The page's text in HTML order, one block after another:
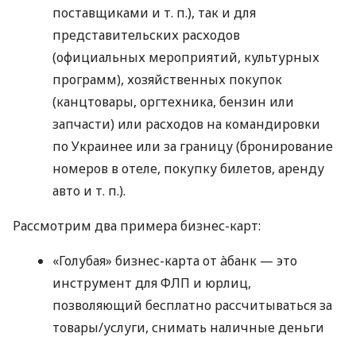
поставщиками и т. п.), так и для
представительских расходов
(официальных мероприятий, культурных
программ), хозяйственных покупок
(канцтовары, оргтехника, бензин или
запчасти) или расходов на командировки
по Украинее или за границу (бронирование
номеров в отеле, покупку билетов, аренду
авто и т. п.).
Рассмотрим два примера бизнес-карт:
«Голубая» бизнес-карта от àбанк — это
инструмент для ФЛП и юрлиц,
позволяющий бесплатно рассчитываться за
товары/услуги, снимать наличные деньги